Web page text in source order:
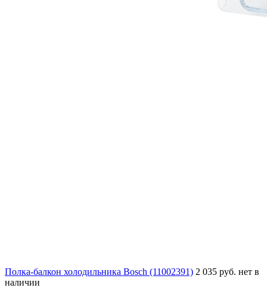
Полка-балкон холодильника Bosch (11002391) 2 035 руб. нет в
наличии